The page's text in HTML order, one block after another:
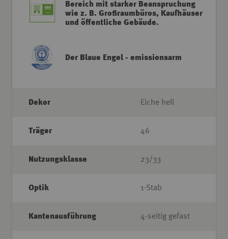
Bereich mit starker Beanspruchung
wie z. B. Großraumbüros, Kaufhäuser
und öffentliche Gebäude.
Der Blaue Engel - emissionsarm
Dekor Eiche hell
Träger 46
Nutzungsklasse 23/33
Optik 1-Stab
Kantenausführung 4-seitig gefast